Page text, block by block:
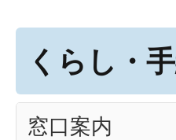
くらし・
窓口案内